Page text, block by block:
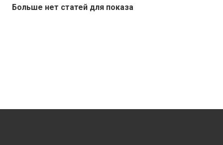
Больше нет статей для показа